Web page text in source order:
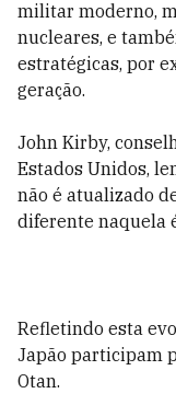
militar moderno,
nucleares, e
estratégicas, por
geração.
John Kirby,
Estados Unidos,
não é atualizado
diferente naquela
Refletindo esta
Japão participam
Otan.